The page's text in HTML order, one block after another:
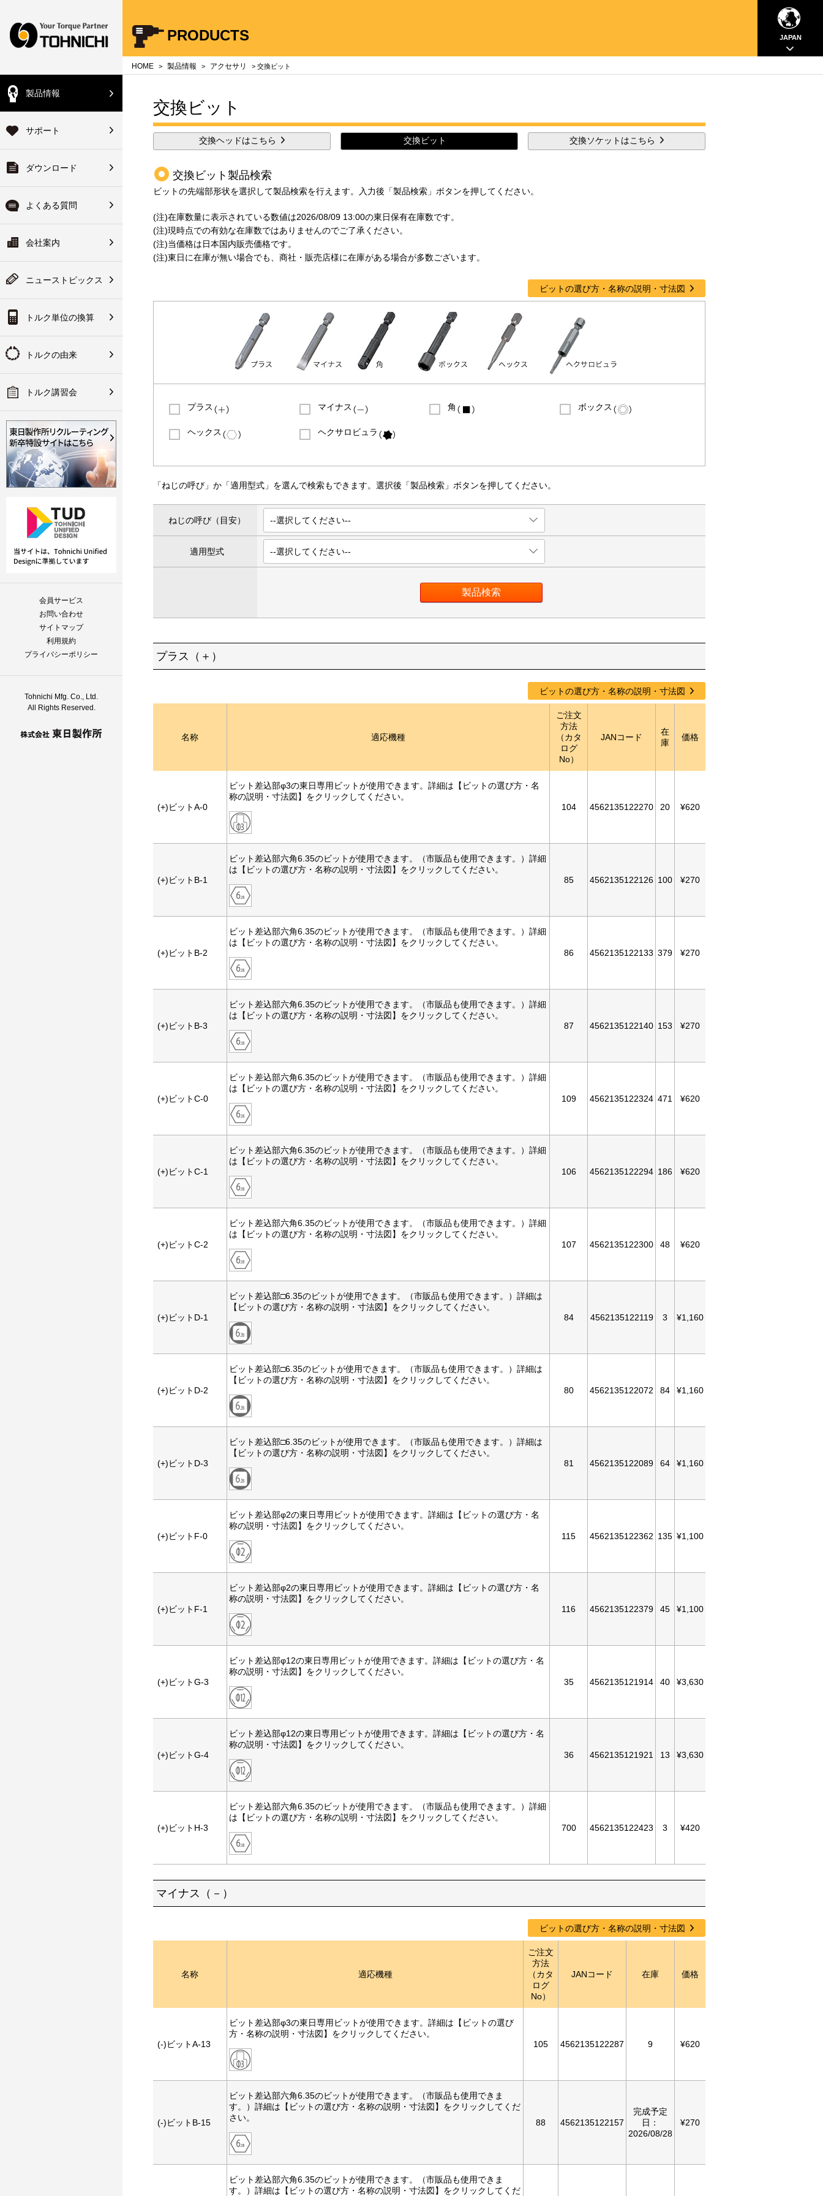
製品情報
サポート
ダウンロード
よくある質問
会社案内
ニューストピックス
トルク単位の換算
トルクの由来
トルク講習会
会員サービス
お問い合わせ
サイトマップ
利用規約
プライバシーポリシー
Tohnichi Mfg. Co., Ltd.
All Rights Reserved.
タ／チェッカ
製品
サポート
サービス
アサービス
ーサービス
イドサービス
代理店網
器総合製品案内
ンドブック
正装置
カイブ
ツリスト
な使い方
パーツリスト
くある質問
位について
使い方について
理について
ビリティ体系図・非該
方法など
その他
所について
社案内
社概要
のご挨拶
点一覧
連会社
り組みについて
変換
：換算後のトルク値
会員の方
録済の方は下記ボタ
ログイン
会員登録が必要にな
会員登録
PRODUCTS JAPAN
HOME > 製品情報 > アクセサリ > 交換ビット
交換ビット
交換ヘッドはこちら 交換ビット 交換ソケットはこちら
交換ビット製品検索
ビットの先端部形状を選択して製品検索を行えます。 入力後「製品検索」ボタンを押してください。
(注)在庫数量に表示されている数値は2026/08/09 13:00の東日保有在庫数です。
(注)現時点での有効な在庫数ではありませんのでご了承ください。
(注)当価格は日本国内販売価格です。
(注)東日に在庫が無い場合でも、商社・販売店様に在庫がある場合が多数ございます。
ビットの選び方・名称の説明・寸法図
プラス マイナス 角 ボックス
ヘックス ヘクサロビュラ
「ねじの呼び」か「適用型式」を選んで検索もできます。 選択後「製品検索」ボタンを押してください。
ねじの呼び（目安） --選択してください--
適用型式 --選択してください--
プラス（＋）
ビットの選び方・名称の説明・寸法図
名称 適応機種
ご注文
方法
（カタ
ログ
No）
JANコード
在
庫
価格
(+)ビットA-0
ビット差込部φ3の東日専用ビットが使用できます。詳細は【ビットの選び方・名
称の説明・寸法図】をクリックしてください。
104
4562135122270 20 ¥620
(+)ビットB-1
ビット差込部六角6.35のビットが使用できます。（市販品も使用できます。）詳細
は【ビットの選び方・名称の説明・寸法図】をクリックしてください。
85
4562135122126 100 ¥270
(+)ビットB-2
ビット差込部六角6.35のビットが使用できます。（市販品も使用できます。）詳細
は【ビットの選び方・名称の説明・寸法図】をクリックしてください。
86
4562135122133 379 ¥270
(+)ビットB-3
ビット差込部六角6.35のビットが使用できます。（市販品も使用できます。）詳細
は【ビットの選び方・名称の説明・寸法図】をクリックしてください。
87
4562135122140 153 ¥270
(+)ビットC-0
ビット差込部六角6.35のビットが使用できます。（市販品も使用できます。）詳細
は【ビットの選び方・名称の説明・寸法図】をクリックしてください。
109
4562135122324 471 ¥620
(+)ビットC-1
ビット差込部六角6.35のビットが使用できます。（市販品も使用できます。）詳細
は【ビットの選び方・名称の説明・寸法図】をクリックしてください。
106
4562135122294 186 ¥620
(+)ビットC-2
ビット差込部六角6.35のビットが使用できます。（市販品も使用できます。）詳細
は【ビットの選び方・名称の説明・寸法図】をクリックしてください。
107
4562135122300 48 ¥620
(+)ビットD-1
ビット差込部□6.35のビットが使用できます。（市販品も使用できます。）詳細は
【ビットの選び方・名称の説明・寸法図】をクリックしてください。
84
4562135122119 3 ¥1,160
(+)ビットD-2
ビット差込部□6.35のビットが使用できます。（市販品も使用できます。）詳細は
【ビットの選び方・名称の説明・寸法図】をクリックしてください。
80
4562135122072 84 ¥1,160
(+)ビットD-3
ビット差込部□6.35のビットが使用できます。（市販品も使用できます。）詳細は
【ビットの選び方・名称の説明・寸法図】をクリックしてください。
81
4562135122089 64 ¥1,160
(+)ビットF-0
ビット差込部φ2の東日専用ビットが使用できます。詳細は【ビットの選び方・名
称の説明・寸法図】をクリックしてください。
115
4562135122362 135 ¥1,100
(+)ビットF-1
ビット差込部φ2の東日専用ビットが使用できます。詳細は【ビットの選び方・名
称の説明・寸法図】をクリックしてください。
116
4562135122379 45 ¥1,100
(+)ビットG-3
ビット差込部φ12の東日専用ビットが使用できます。詳細は【ビットの選び方・名
称の説明・寸法図】をクリックしてください。
35
4562135121914 40 ¥3,630
(+)ビットG-4
ビット差込部φ12の東日専用ビットが使用できます。詳細は【ビットの選び方・名
称の説明・寸法図】をクリックしてください。
36
4562135121921 13 ¥3,630
(+)ビットH-3
ビット差込部六角6.35のビットが使用できます。（市販品も使用できます。）詳細
は【ビットの選び方・名称の説明・寸法図】をクリックしてください。
700
4562135122423 3 ¥420
マイナス（－）
ビットの選び方・名称の説明・寸法図
名称 適応機種
ご注文
方法
（カタ
ログ
No）
JANコード 在庫 価格
(-)ビットA-13
ビット差込部φ3の東日専用ビットが使用できます。詳細は【ビットの選び
方・名称の説明・寸法図】をクリックしてください。
105
4562135122287 9 ¥620
(-)ビットB-15
ビット差込部六角6.35のビットが使用できます。（市販品も使用できま
す。）詳細は【ビットの選び方・名称の説明・寸法図】をクリックしてくだ
さい。
88 4562135122157
完成予定
日：
2026/08/28
¥270
ビット差込部六角6.35のビットが使用できます。（市販品も使用できま
す。）詳細は【ビットの選び方・名称の説明・寸法図】をクリックしてくだ